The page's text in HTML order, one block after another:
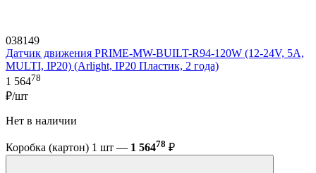
038149
Датчик движения PRIME-MW-BUILT-R94-120W (12-24V, 5A,
MULTI, IP20) (Arlight, IP20 Пластик, 2 года)
1 56478
₽/шт
Нет в наличии
Коробка (картон) 1 шт — 1 56478 ₽